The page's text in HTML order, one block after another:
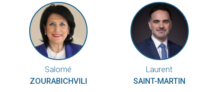
Salomé
ZOURABICHVILI
Laurent
SAINT-MARTIN